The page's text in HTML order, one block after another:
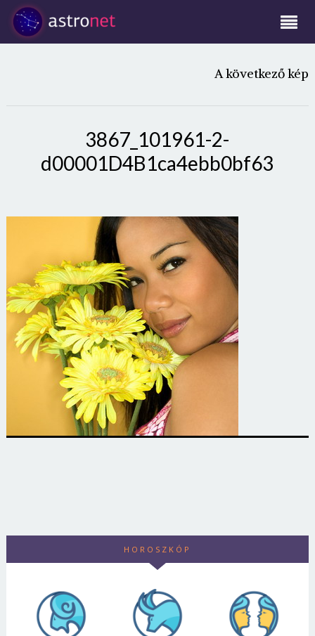
A következő kép
3867_101961-2-
d00001D4B1ca4ebb0bf63
HOROSZKÓP